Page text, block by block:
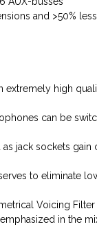
and >50%
extremely high
can be
jack sockets gain
to eliminate
Voicing
in the